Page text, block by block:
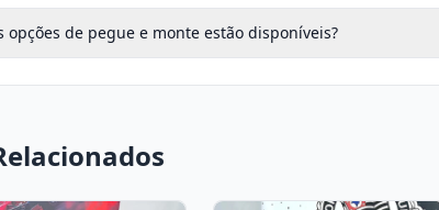
opções de pegue e monte estão disponíveis?